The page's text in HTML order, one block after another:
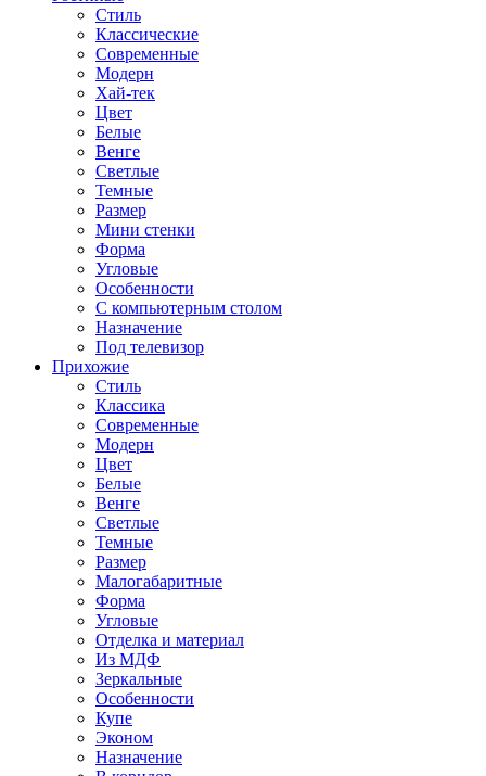
Стиль
Классические
Современные
Модерн
Хай-тек
Цвет
Белые
Венге
Светлые
Темные
Размер
Мини стенки
Форма
Угловые
Особенности
С компьютерным столом
Назначение
Под телевизор
Прихожие
Стиль
Классика
Современные
Модерн
Цвет
Белые
Венге
Светлые
Темные
Размер
Малогабаритные
Форма
Угловые
Отделка и материал
Из МДФ
Зеркальные
Особенности
Купе
Эконом
Назначение